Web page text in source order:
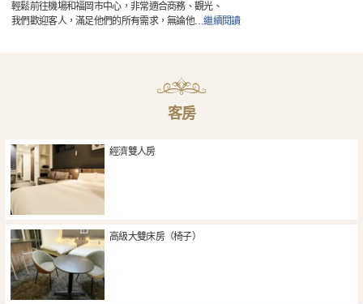
輕鬆前往機場和福岡市中心，非常適合商務、觀光、
我們歡迎客人，滿足他們的所有需求，無論他…繼續閱讀
客房
經濟雙人房
高級大雙床房（椅子）